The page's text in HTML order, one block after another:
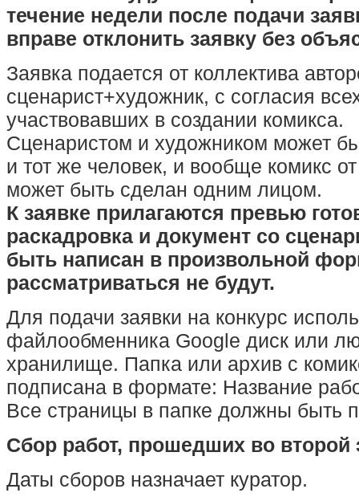
течение недели после подачи
вправе отклонить заявку без
Заявка подается от коллектива
сценарист+художник, с согласия
участвовавших в создании комикса.
Сценаристом и художником может
и тот же человек, и вообще комикс
может быть сделан одним лицом.
К заявке прилагаются превью
раскадровка и документ со
быть написан в произвольной
рассматриваться не будут.
Для подачи заявки на конкурс
файлообменника Google диск или
хранилище. Папка или архив с
подписана в формате: Название
Все страницы в папке должны быть
Сбор работ, прошедших во второй
Даты сборов назначает куратор.